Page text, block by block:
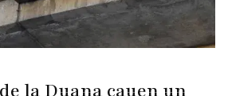
la Duana cauen un